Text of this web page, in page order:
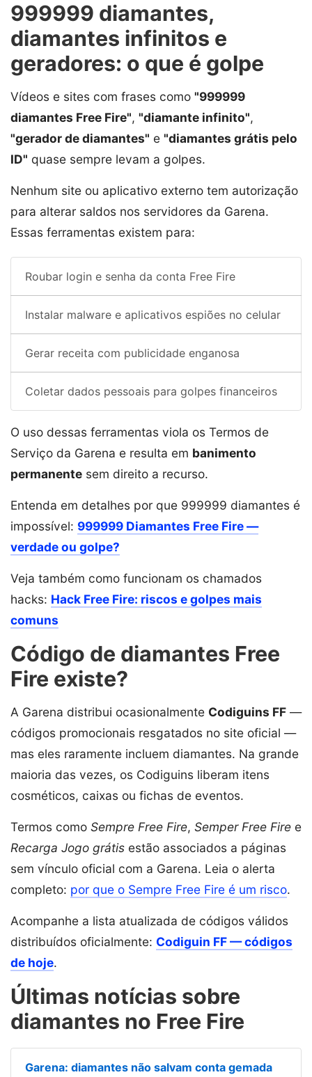
999999 diamantes,
diamantes infinitos e
geradores: o que é golpe
Vídeos e sites com frases como "999999
diamantes Free Fire", "diamante infinito",
"gerador de diamantes" e "diamantes grátis pelo
ID" quase sempre levam a golpes.
Nenhum site ou aplicativo externo tem autorização
para alterar saldos nos servidores da Garena.
Essas ferramentas existem para:
Roubar login e senha da conta Free Fire
Instalar malware e aplicativos espiões no celular
Gerar receita com publicidade enganosa
Coletar dados pessoais para golpes financeiros
O uso dessas ferramentas viola os Termos de
Serviço da Garena e resulta em banimento
permanente sem direito a recurso.
Entenda em detalhes por que 999999 diamantes é
impossível: 999999 Diamantes Free Fire —
verdade ou golpe?
Veja também como funcionam os chamados
hacks: Hack Free Fire: riscos e golpes mais
comuns
Código de diamantes Free
Fire existe?
A Garena distribui ocasionalmente Codiguins FF —
códigos promocionais resgatados no site oficial —
mas eles raramente incluem diamantes. Na grande
maioria das vezes, os Codiguins liberam itens
cosméticos, caixas ou fichas de eventos.
Termos como Sempre Free Fire, Semper Free Fire e
Recarga Jogo grátis estão associados a páginas
sem vínculo oficial com a Garena. Leia o alerta
completo: por que o Sempre Free Fire é um risco.
Acompanhe a lista atualizada de códigos válidos
distribuídos oficialmente: Codiguin FF — códigos
de hoje.
Últimas notícias sobre
diamantes no Free Fire
Garena: diamantes não salvam conta gemada